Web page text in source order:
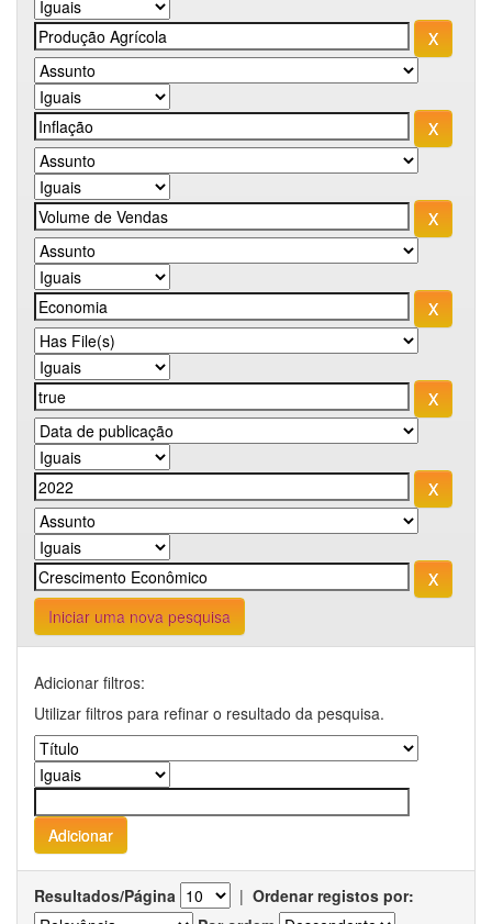
Iniciar uma nova pesquisa
Adicionar filtros:
Utilizar filtros para refinar o resultado da pesquisa.
Resultados/Página | Ordenar registos por: